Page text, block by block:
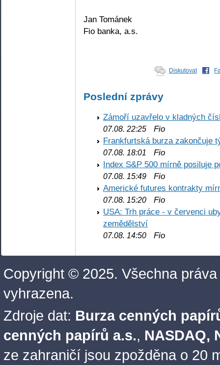
Jan Tománek
Fio banka, a.s.
Diskutovat
Poslední zprávy
Zámoří uzavřelo v kladných
07.08. 22:25 Fio
Frankfurtská burza zakončuje
07.08. 18:01
Fio
Index S&P 500 mírně posiluje
07.08. 15:49 Fio
Americké futures kontrakty
07.08. 15:20 Fio
USA: Trh práce - v červenci
zemědělství
07.08. 14:50 Fio
Copyright © 2025. Všechna práva
vyhrazena.
Zdroje dat: Burza cenných
cenných papírů a.s., NASDAQ,
ze zahraničí jsou zpožděna o 20